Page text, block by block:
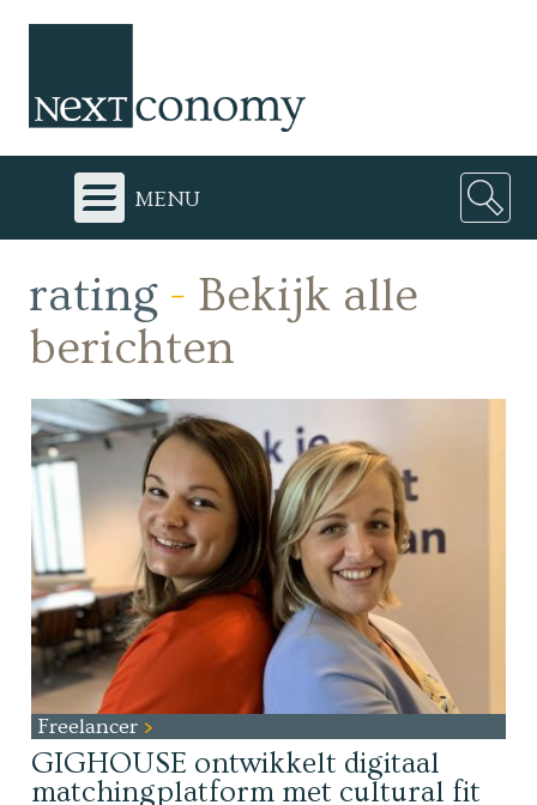
menu
rating - Bekijk alle
berichten
Freelancer
GIGHOUSE ontwikkelt digitaal
matchingplatform met cultural fit